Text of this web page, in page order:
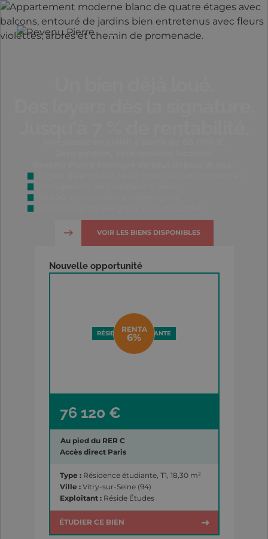
VOIR LES BIENS DISPONIBLES
Nouvelle opportunité
RENTA
6%
RÉSIDENCE ÉTUDIANTE
76 120 €
Au pied du RER C
Accès direct Paris
Type : Résidence étudiante, T1, 18,30 m²
Ville :Vitry-sur-Seine (94)
Exploitant : Réside Études
ÉTUDIER CE BIEN